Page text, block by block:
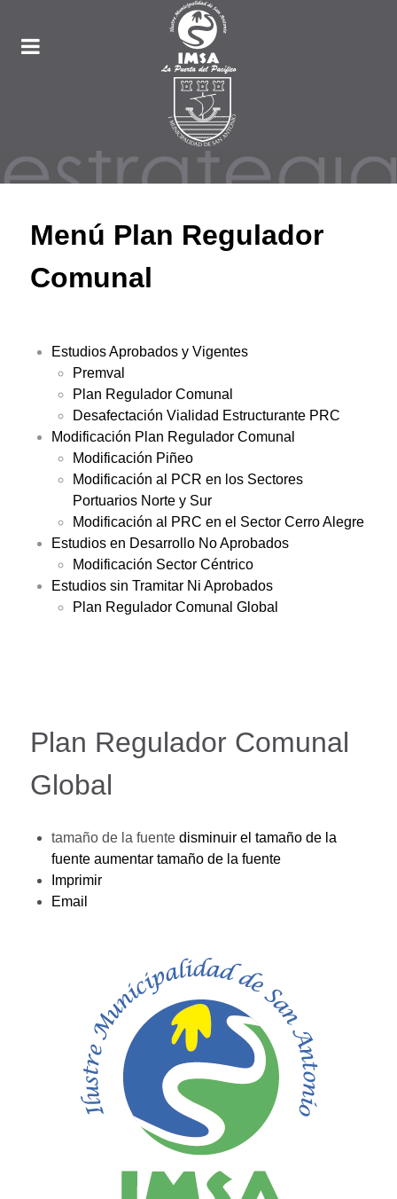
Menú Plan Regulador
Comunal
Estudios Aprobados y Vigentes
Premval
Plan Regulador Comunal
Desafectación Vialidad Estructurante PRC
Modificación Plan Regulador Comunal
Modificación Piñeo
Modificación al PCR en los Sectores
Portuarios Norte y Sur
Modificación al PRC en el Sector Cerro Alegre
Estudios en Desarrollo No Aprobados
Modificación Sector Céntrico
Estudios sin Tramitar Ni Aprobados
Plan Regulador Comunal Global
Plan Regulador Comunal
Global
tamaño de la fuente disminuir el tamaño de la
fuente aumentar tamaño de la fuente
Imprimir
Email